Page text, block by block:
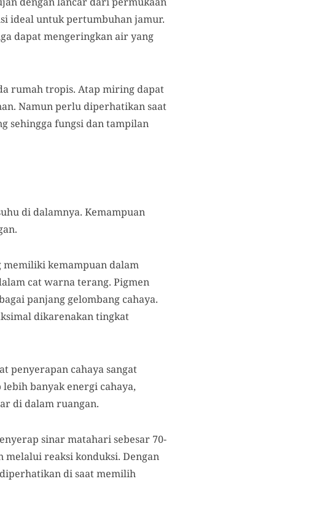
ideal untuk pertumbuhan jamur.
dapat mengeringkan air yang
rumah tropis. Atap miring dapat
Namun perlu diperhatikan saat
sehingga fungsi dan tampilan
di dalamnya. Kemampuan
kemampuan dalam
cat warna terang. Pigmen
panjang gelombang cahaya.
dikarenakan tingkat
penyerapan cahaya sangat
banyak energi cahaya,
di dalam ruangan.
sinar matahari sebesar 70-
melalui reaksi konduksi. Dengan
di saat memilih